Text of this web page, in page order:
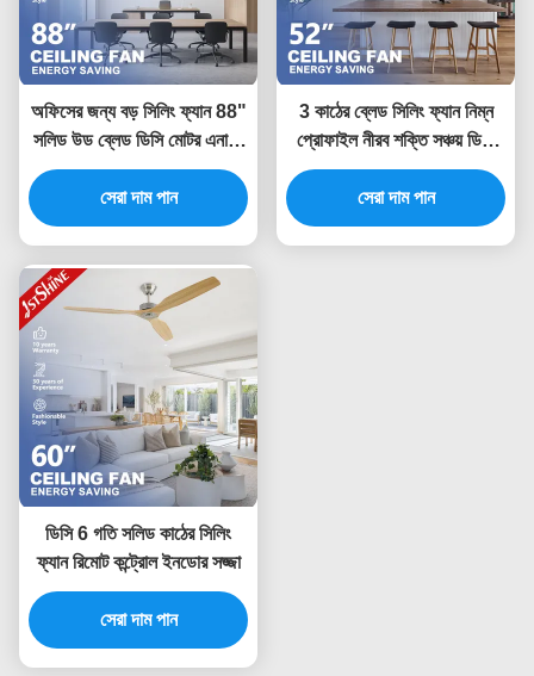
অফিসের জন্য বড় সিলিং ফ্যান 88"
সলিড উড ব্লেড ডিসি মোটর এনার্জি
সেভিং ফ্যান
সেরা দাম পান
3 কাঠের ব্লেড সিলিং ফ্যান নিম্ন
প্রোফাইল নীরব শক্তি সঞ্চয় ডিসি
মোটর ফ্লাশ মাউন্ট 52 ইঞ্চি
সেরা দাম পান
ডিসি 6 গতি সলিড কাঠের সিলিং
ফ্যান রিমোট কন্ট্রোল ইনডোর সজ্জা
সেরা দাম পান